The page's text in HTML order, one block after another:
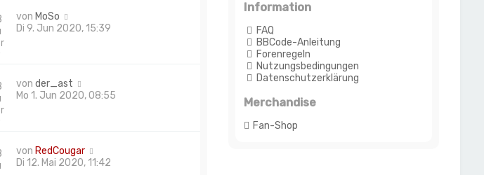
von MoSo
Di 9. Jun 2020, 15:39
vonder_ast
Mo 1. Jun 2020, 08:55
von RedCougar
Di 12. Mai 2020, 11:42
Information
FAQ
BBCode-Anleitung
Forenregeln
Nutzungsbedingungen
Datenschutzerklärung
Merchandise
Fan-Shop